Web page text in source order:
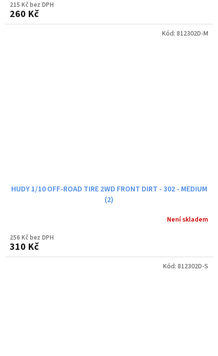
215 Kč bez DPH
260 Kč
HUDY 1/10 OFF-ROAD TIRE 2WD FRONT DIRT - 302 - MEDIUM
(2)
Není skladem
256 Kč bez DPH
310 Kč
Kód: 812302D-M
Kód: 812302D-S